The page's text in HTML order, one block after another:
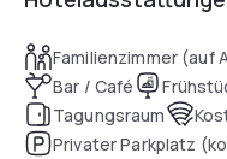
Familienzimmer (auf
Bar / Café
Tagungsraum
Privater Parkplatz